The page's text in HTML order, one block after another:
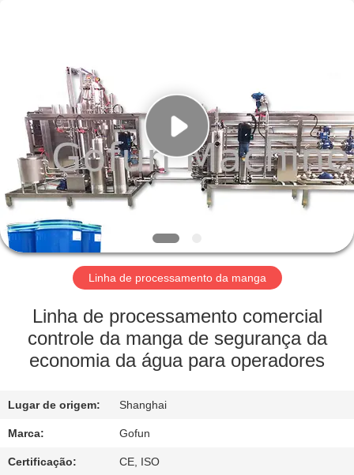
PRODUTOS
VÍDEOS
SHOW
DE
SOBRE
NÓS
EXCURSÃO
DA
FÁBRICA
Linha de processamento da manga
Linha de processamento comercial
controle da manga de segurança da
economia da água para operadores
Lugar de origem: Shanghai
Marca: Gofun
Certificação: CE, ISO